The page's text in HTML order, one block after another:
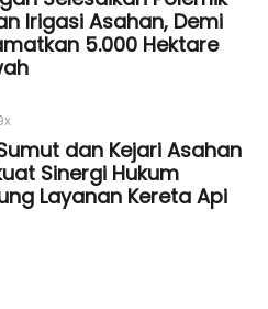
Irigasi Asahan, Demi
5.000 Hektare
dan Kejari Asahan
Sinergi Hukum
Layanan Kereta Api